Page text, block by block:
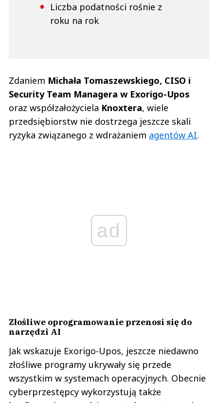
Liczba podatności rośnie z
roku na rok
Zdaniem Michała Tomaszewskiego, CISO i
Security Team Managera w Exorigo-Upos
oraz współzałożyciela Knoxtera, wiele
przedsiębiorstw nie dostrzega jeszcze skali
ryzyka związanego z wdrażaniem agentów AI.
ad
Złośliwe oprogramowanie przenosi się do
narzędzi AI
Jak wskazuje Exorigo-Upos, jeszcze niedawno
złośliwe programy ukrywały się przede
wszystkim w systemach operacyjnych. Obecnie
cyberprzestępcy wykorzystują także